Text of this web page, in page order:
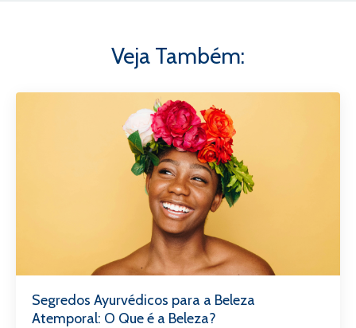
Veja Também:
Segredos Ayurvédicos para a Beleza
Atemporal: O Que é a Beleza?